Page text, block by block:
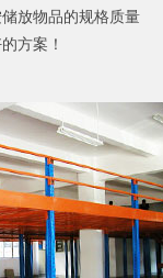
放物品的规格质量
方案！